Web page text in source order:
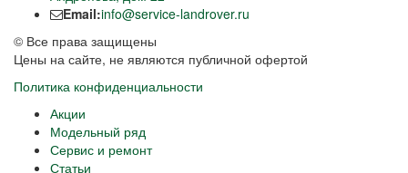
Email:info@service-landrover.ru
© Все права защищены
Цены на сайте, не являются публичной офертой
Политика конфиденциальности
Акции
Модельный ряд
Сервис и ремонт
Статьи